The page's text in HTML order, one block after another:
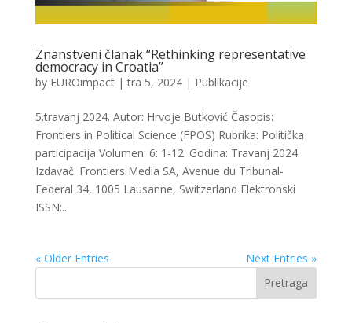
Znanstveni članak “Rethinking representative
democracy in Croatia”
by EUROimpact|tra 5, 2024| Publikacije
5.travanj 2024. Autor: Hrvoje Butković Časopis:
Frontiers in Political Science (FPOS) Rubrika: Politička
participacija Volumen: 6: 1-12. Godina: Travanj 2024.
Izdavač: Frontiers Media SA, Avenue du Tribunal-
Federal 34, 1005 Lausanne, Switzerland Elektronski
ISSN:...
« Older Entries
Next Entries »
Pretraga